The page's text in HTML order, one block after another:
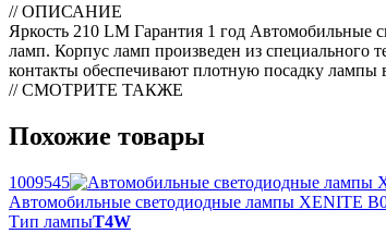
// ОПИСАНИЕ
Яркость 210 LM Гарантия 1 год
ламп. Корпус ламп произведен из специального
контакты обеспечивают плотную посадку лампы
// СМОТРИТЕ ТАКЖЕ
Похожие товары
1009545
Автомобильные светодиодные лампы XENITE
Тип лампыТ4W